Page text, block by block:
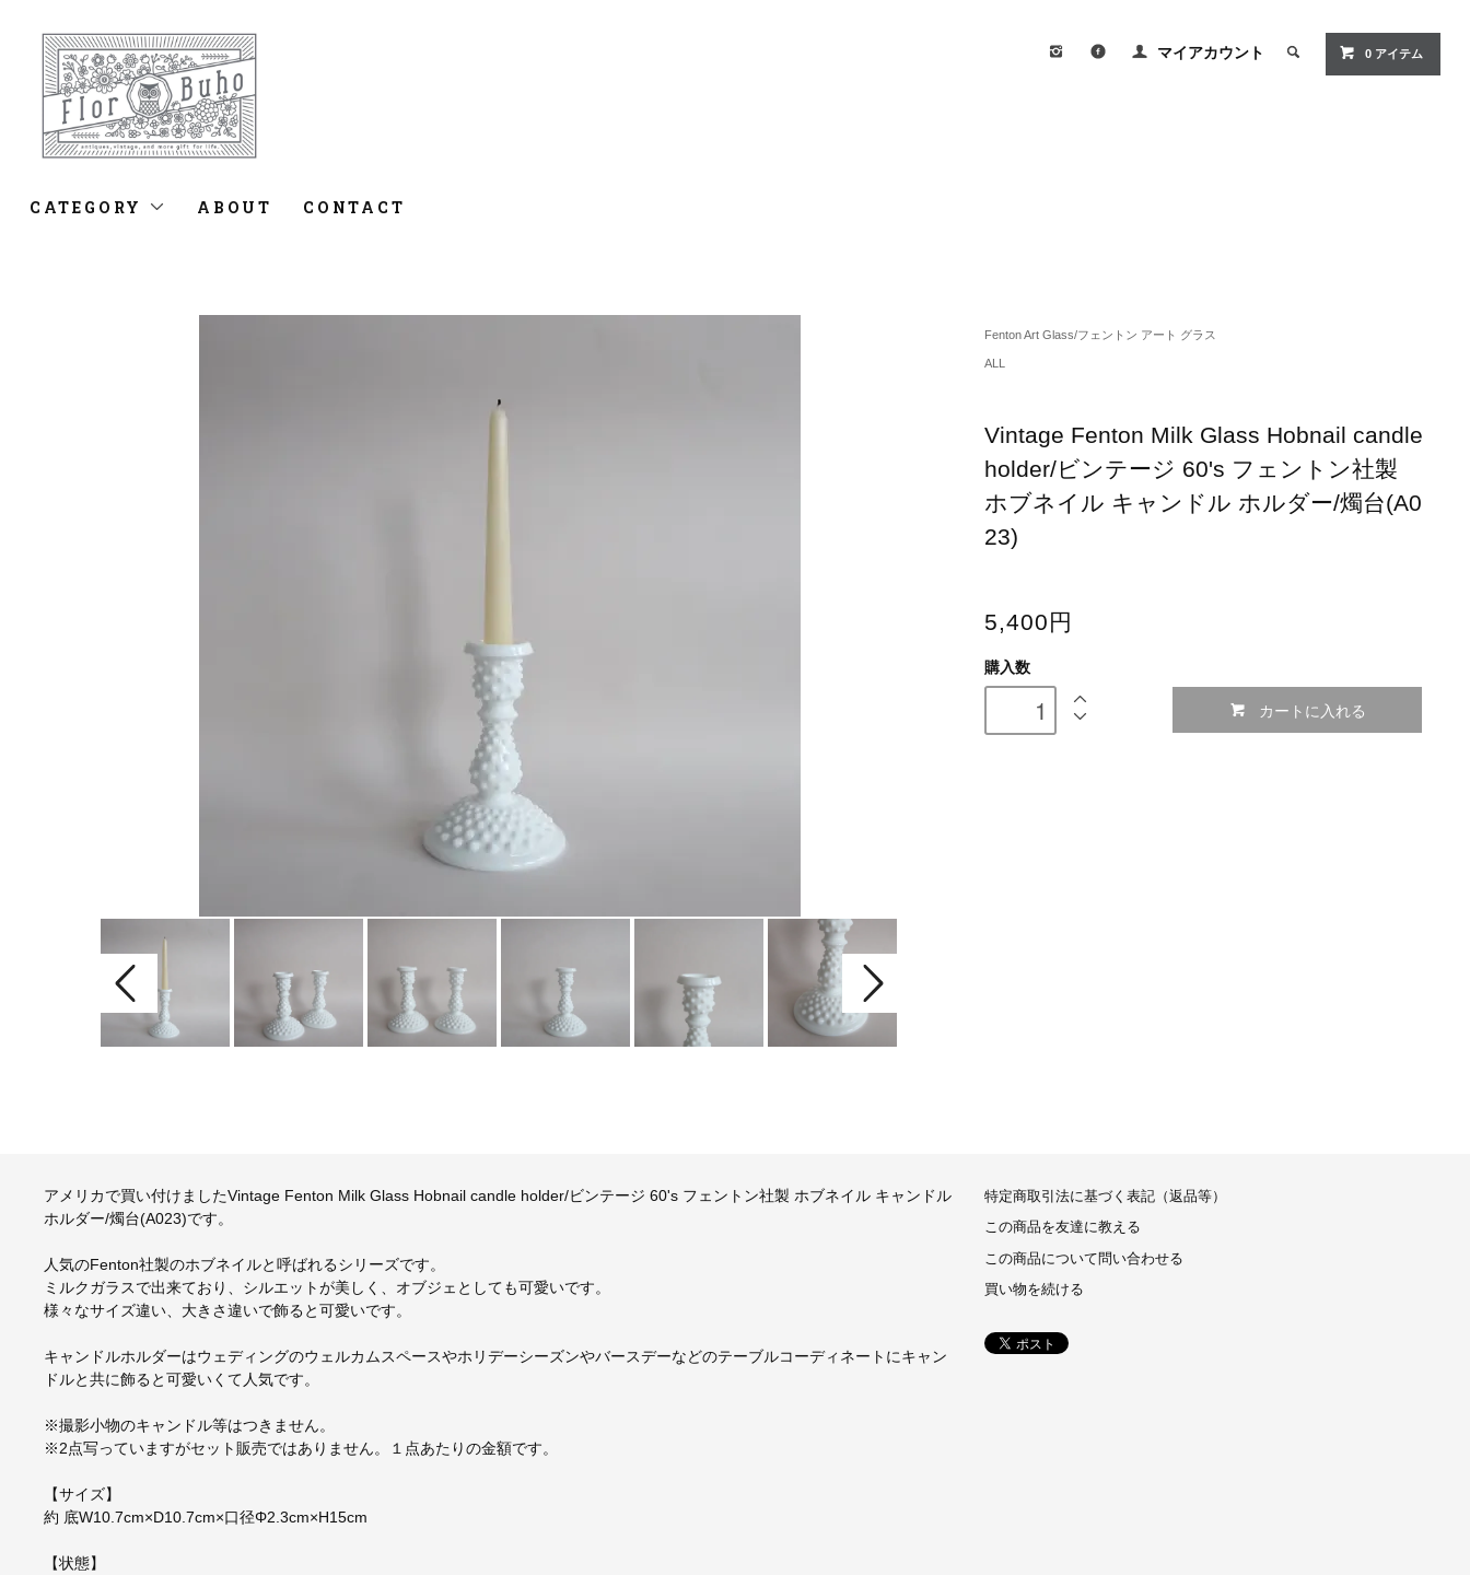
マイアカウント 0 アイテム
CATEGORY ABOUT CONTACT
Fenton Art Glass/フェントン アート グラス
ALL
Vintage Fenton Milk Glass Hobnail candle
holder/ビンテージ 60's フェントン社製
ホブネイル キャンドル ホルダー/燭台(A0
23)
5,400円
購入数
カートに入れる
アメリカで買い付けましたVintage Fenton Milk Glass Hobnail candle holder/ビンテージ 60's フェントン社製 ホブネイル キャンドル
ホルダー/燭台(A023)です。
人気のFenton社製のホブネイルと呼ばれるシリーズです。
ミルクガラスで出来ており、シルエットが美しく、オブジェとしても可愛いです。
様々なサイズ違い、大きさ違いで飾ると可愛いです。
キャンドルホルダーはウェディングのウェルカムスペースやホリデーシーズンやバースデーなどのテーブルコーディネートにキャン
ドルと共に飾ると可愛いくて人気です。
※撮影小物のキャンドル等はつきません。
※2点写っていますがセット販売ではありません。１点あたりの金額です。
【サイズ】
約 底W10.7cm×D10.7cm×口径Φ2.3cm×H15cm
【状態】
特定商取引法に基づく表記（返品等）
この商品を友達に教える
この商品について問い合わせる
買い物を続ける